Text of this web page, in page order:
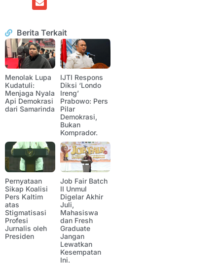
Berita Terkait
Menolak Lupa
Kudatuli:
Menjaga Nyala
Api Demokrasi
dari Samarinda
IJTI Respons
Diksi ‘Londo
Ireng’
Prabowo: Pers
Pilar
Demokrasi,
Bukan
Komprador.
Pernyataan
Sikap Koalisi
Pers Kaltim
atas
Stigmatisasi
Profesi
Jurnalis oleh
Presiden
Job Fair Batch
II Unmul
Digelar Akhir
Juli,
Mahasiswa
dan Fresh
Graduate
Jangan
Lewatkan
Kesempatan
Ini.